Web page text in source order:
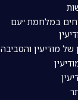
במלחמת ״עם
של מודיעין והסביבה